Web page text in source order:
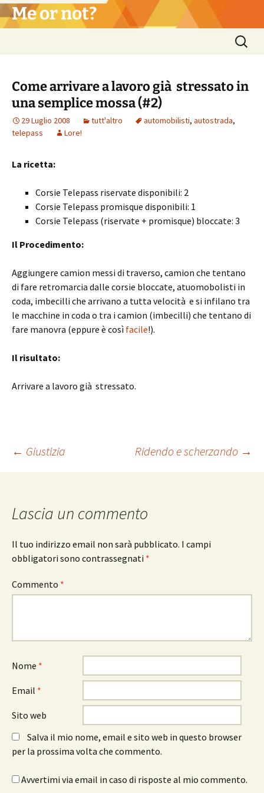
Vai
al Me or not?
Ricerca
per:
Come arrivare a lavoro già stressato in
una semplice mossa (#2)
29 Luglio 2008 tutt'altro automobilisti, autostrada,
telepass
Lore!
La ricetta:
Corsie Telepass riservate disponibili: 2
Corsie Telepass promisque disponibili: 1
Corsie Telepass (riservate + promisque) bloccate: 3
Il Procedimento:
Aggiungere camion messi di traverso, camion che tentano
di fare retromarcia dalle corsie bloccate, atuomobolisti in
coda, imbecilli che arrivano a tutta velocità e si infilano tra
le macchine in coda o tra i camion (imbecilli) che tentano di
fare manovra (eppure è così facile!).
Il risultato:
Arrivare a lavoro già stressato.
Navigazione
← Giustizia Ridendo e scherzando →
Lascia un commento
Il tuo indirizzo email non sarà pubblicato. I campi
obbligatori sono contrassegnati *
Commento *
Nome *
Email *
Sito web
Salva il mio nome, email e sito web in questo browser
per la prossima volta che commento.
Avvertimi via email in caso di risposte al mio commento.